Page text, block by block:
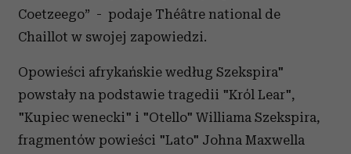
Coetzeego” - podaje Théâtre national de
Chaillot w swojej zapowiedzi.
Opowieści afrykańskie według Szekspira"
powstały na podstawie tragedii "Król Lear",
"Kupiec wenecki" i "Otello" Williama Szekspira,
fragmentów powieści "Lato" Johna Maxwella